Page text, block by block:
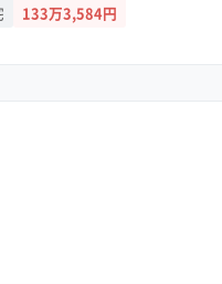
小型の車両で何度も往復
人件費を押し上げ、見積
注意が必要な点として知
例でも、この調査を怠っ
133万3,584円